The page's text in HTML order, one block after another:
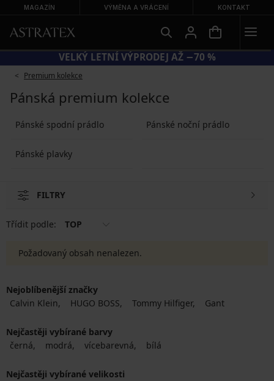
MAGAZÍN VÝMĚNA A VRÁCENÍ KONTAKT
= PODPRSENKY −20 %
Premium kolekce
Pánská premium kolekce
Pánské spodní prádlo Pánské noční prádlo
Pánské plavky
FILTRY
Třídit podle: TOP
Požadovaný obsah nenalezen.
Nejoblíbenější značky
Calvin Klein
HUGO BOSS Tommy Hilfiger Gant
Nejčastěji vybírané barvy
černá
modrá vícebarevná bílá
Nejčastěji vybírané velikosti